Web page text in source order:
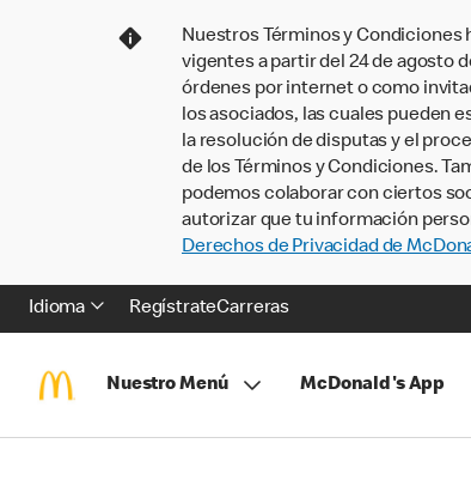
Nuestros Términos y Condiciones
vigentes a partir del 24 de agosto
órdenes por internet o como
los asociados, las cuales pueden
la resolución de disputas y el
de los Términos y Condiciones.
podemos colaborar con ciertos
autorizar que tu información
Derechos de Privacidad de
Idioma RegístrateCarreras
Nuestro Menú McDonald's App